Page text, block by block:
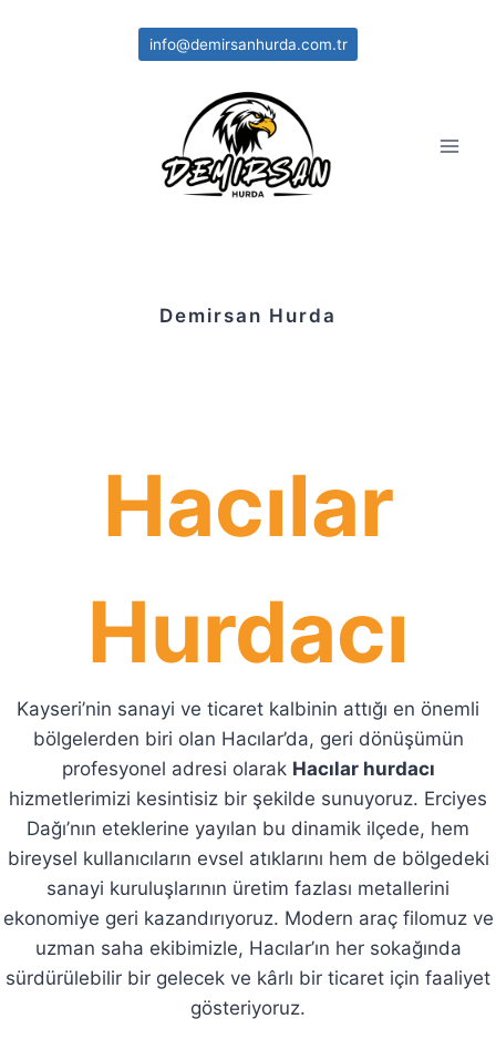
info@demirsanhurda.com.tr
Demirsan Hurda
Hacılar
Hurdacı
Kayseri’nin sanayi ve ticaret kalbinin attığı en önemli
bölgelerden biri olan Hacılar’da, geri dönüşümün
profesyonel adresi olarak Hacılar hurdacı
hizmetlerimizi kesintisiz bir şekilde sunuyoruz. Erciyes
Dağı’nın eteklerine yayılan bu dinamik ilçede, hem
bireysel kullanıcıların evsel atıklarını hem de bölgedeki
sanayi kuruluşlarının üretim fazlası metallerini
ekonomiye geri kazandırıyoruz. Modern araç filomuz ve
uzman saha ekibimizle, Hacılar’ın her sokağında
sürdürülebilir bir gelecek ve kârlı bir ticaret için faaliyet
gösteriyoruz.